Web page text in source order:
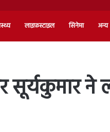
लाइफ़स्टाइल सिनेमा अन्य
ने